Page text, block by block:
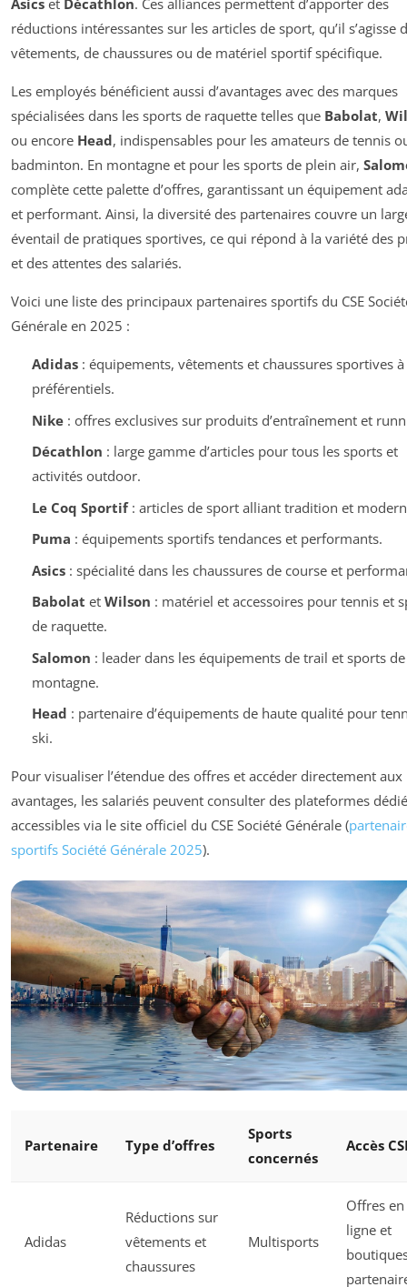
Asics et Décathlon. Ces alliances permettent d’apporter des
réductions intéressantes sur les articles de sport, qu’il s’agisse
vêtements, de chaussures ou de matériel sportif spécifique.
Les employés bénéficient aussi d’avantages avec des marques
spécialisées dans les sports de raquette telles que Babolat,
ou encore Head, indispensables pour les amateurs de tennis
badminton. En montagne et pour les sports de plein air,
complète cette palette d’offres, garantissant un équipement
et performant. Ainsi, la diversité des partenaires couvre un
éventail de pratiques sportives, ce qui répond à la variété des
et des attentes des salariés.
Voici une liste des principaux partenaires sportifs du CSE
Générale en 2025 :
Adidas: équipements, vêtements et chaussures sportives
préférentiels.
Nike: offres exclusives sur produits d’entraînement et
Décathlon : large gamme d’articles pour tous les sports et
activités outdoor.
Le Coq Sportif: articles de sport alliant tradition et
Puma : équipements sportifs tendances et performants.
Asics: spécialité dans les chaussures de course et
Babolat et Wilson : matériel et accessoires pour tennis et
de raquette.
Salomon : leader dans les équipements de trail et sports de
montagne.
Head : partenaire d’équipements de haute qualité pour
ski.
Pour visualiser l’étendue des offres et accéder directement aux
avantages, les salariés peuvent consulter des plateformes
accessibles via le site officiel du CSE Société Générale (
sportifs Société Générale 2025).
Partenaire Type d’offres
Sports
concernés
Accès
Adidas
Réductions sur
vêtements et
chaussures
Multisports
Offres en
ligne et